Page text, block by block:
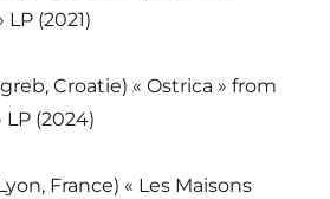
(2021)
Croatie) « Ostrica » from
(2024)
France) « Les Maisons